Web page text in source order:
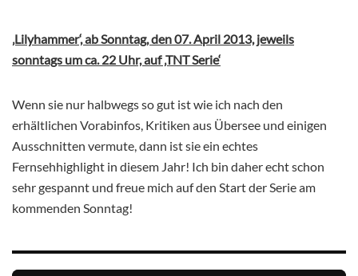
‚Lilyhammer‘, ab Sonntag, den 07. April 2013, jeweils
sonntags um ca. 22 Uhr, auf ‚TNT Serie‘
Wenn sie nur halbwegs so gut ist wie ich nach den
erhältlichen Vorabinfos, Kritiken aus Übersee und einigen
Ausschnitten vermute, dann ist sie ein echtes
Fernsehhighlight in diesem Jahr! Ich bin daher echt schon
sehr gespannt und freue mich auf den Start der Serie am
kommenden Sonntag!